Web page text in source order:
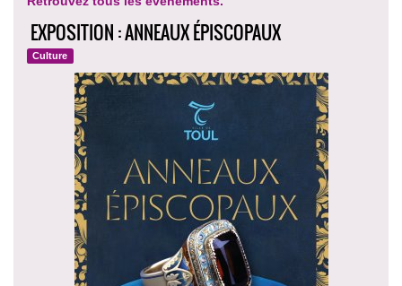
EXPOSITION : ANNEAUX ÉPISCOPAUX
Culture